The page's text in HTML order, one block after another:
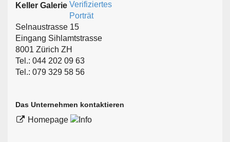
Keller Galerie
Selnaustrasse 15
Eingang Sihlamtstrasse
8001 Zürich ZH
Tel.: 044 202 09 63
Tel.: 079 329 58 56
Das Unternehmen kontaktieren
Homepage